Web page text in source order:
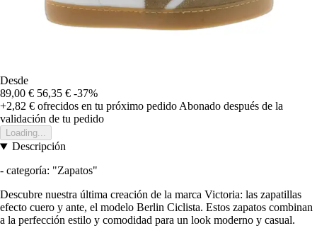
Desde
89,00 € 56,35 € -37%
+2,82 € ofrecidos en tu próximo pedido Abonado después de la
validación de tu pedido
Loading...
Descripción
- categoría: "Zapatos"
Descubre nuestra última creación de la marca Victoria: las zapatillas
efecto cuero y ante, el modelo Berlin Ciclista. Estos zapatos combinan
a la perfección estilo y comodidad para un look moderno y casual.